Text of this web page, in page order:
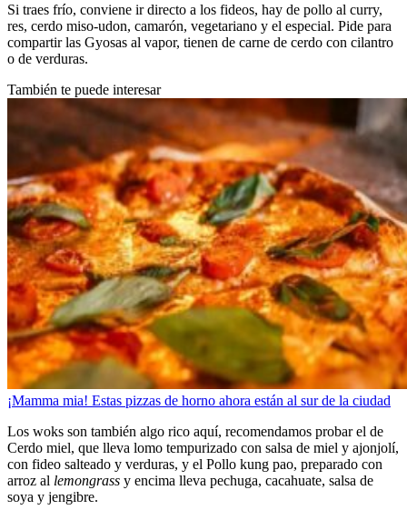
Si traes frío, conviene ir directo a los fideos, hay de pollo al curry,
res, cerdo miso-udon, camarón, vegetariano y el especial. Pide para
compartir las Gyosas al vapor, tienen de carne de cerdo con cilantro
o de verduras.
También te puede interesar
¡Mamma mia! Estas pizzas de horno ahora están al sur de la ciudad
Los woks son también algo rico aquí, recomendamos probar el de
Cerdo miel, que lleva lomo tempurizado con salsa de miel y ajonjolí,
con fideo salteado y verduras, y el Pollo kung pao, preparado con
arroz al lemongrass y encima lleva pechuga, cacahuate, salsa de
soya y jengibre.